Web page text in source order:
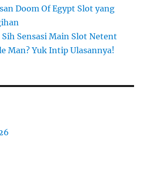
Doom Of Egypt Slot yang
Sih Sensasi Main Slot Netent
Man? Yuk Intip Ulasannya!